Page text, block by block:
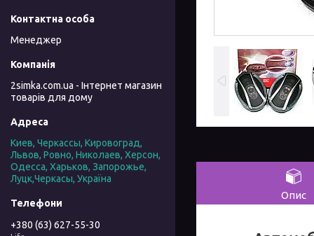
Опис
Менеджер
2simka.com.ua - Інтернет магазин
товарів для дому
Киев, Черкассы, Кировоград,
Львов, Ровно, Николаев, Херсон,
Одесса, Харьков, Запорожье,
Луцк,Черкасы, Україна
+380 (63) 627-55-30